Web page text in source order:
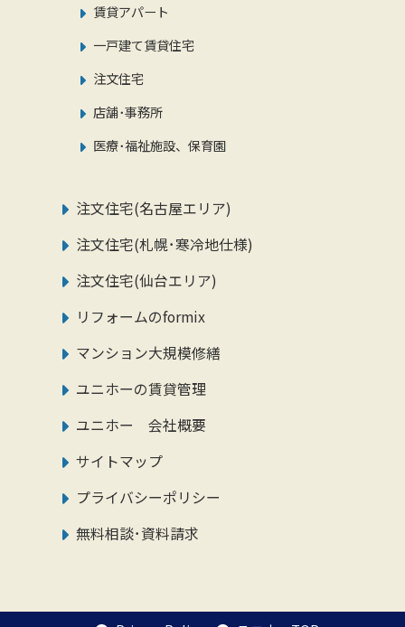
賃貸アパート
一戸建て賃貸住宅
注文住宅
店舗･事務所
医療･福祉施設、保育園
注文住宅(名古屋エリア)
注文住宅(札幌･寒冷地仕様)
注文住宅(仙台エリア)
リフォームのformix
マンション大規模修繕
ユニホーの賃貸管理
ユニホー 会社概要
サイトマップ
プライバシーポリシー
無料相談･資料請求